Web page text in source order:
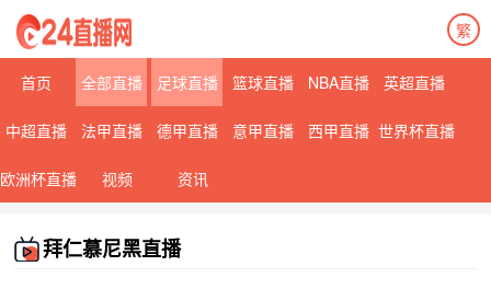
繁
首页 全部直播 足球直播 篮球直播 NBA直播 英超直播
中超直播 法甲直播 德甲直播 意甲直播 西甲直播 世界杯直播
欧洲杯直播 视频 资讯
拜仁慕尼黑直播